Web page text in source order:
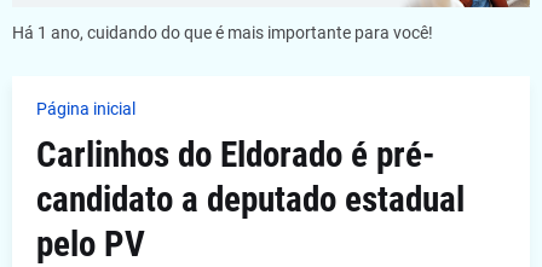
Há 1 ano, cuidando do que é mais importante para você!
Página inicial
Carlinhos do Eldorado é pré-
candidato a deputado estadual
pelo PV